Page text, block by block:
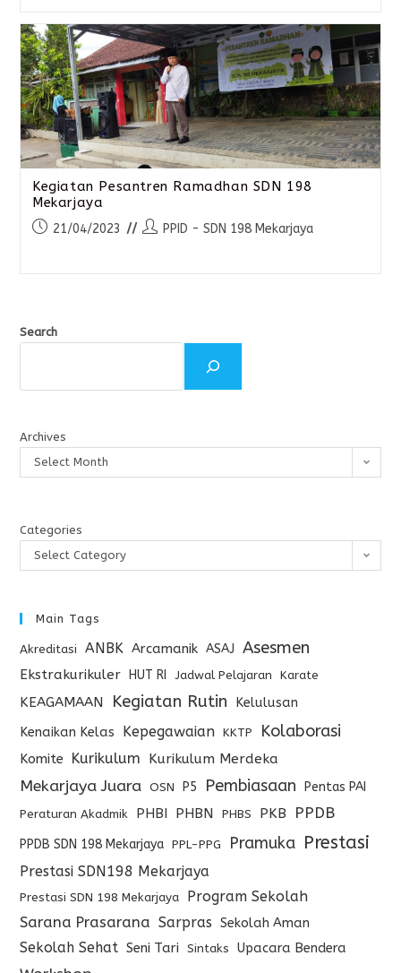
Kegiatan Pesantren Ramadhan SDN 198
Mekarjaya
21/04/2023 PPID - SDN 198 Mekarjaya
Search
Archives
Select Month
Categories
Select Category
Main Tags
Akreditasi ANBK Arcamanik ASAJ Asesmen
Ekstrakurikuler HUT RI Jadwal Pelajaran Karate
KEAGAMAAN Kegiatan Rutin
Kelulusan
Kenaikan Kelas
Kepegawaian KKTP Kolaborasi
Komite Kurikulum Kurikulum Merdeka
Mekarjaya Juara OSN P5 Pembiasaan Pentas PAI
Peraturan Akadmik PHBI PHBN PHBS PKB PPDB
PPDB SDN 198 Mekarjaya PPL-PPG Pramuka Prestasi
Prestasi SDN198 Mekarjaya
Prestasi SDN 198 Mekarjaya
Program Sekolah
Sarana Prasarana Sarpras Sekolah Aman
Sekolah Sehat Seni Tari Sintaks Upacara Bendera